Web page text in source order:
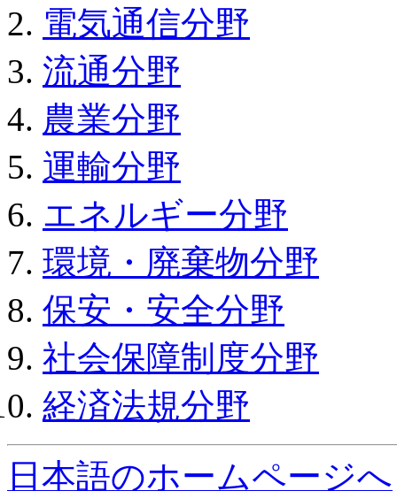
電気通信分野
流通分野
農業分野
運輸分野
エネルギー分野
環境・廃棄物分野
保安・安全分野
社会保障制度分野
経済法規分野
日本語のホームページへ